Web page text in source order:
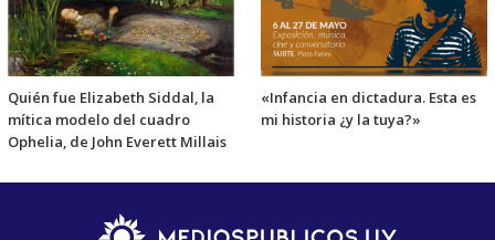
Quién fue Elizabeth Siddal, la
mítica modelo del cuadro
Ophelia, de John Everett Millais
«Infancia en dictadura. Esta es
mi historia ¿y la tuya?»